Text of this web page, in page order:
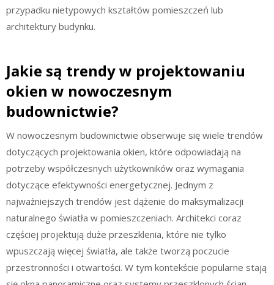
przypadku nietypowych kształtów pomieszczeń lub
architektury budynku.
Jakie są trendy w projektowaniu
okien w nowoczesnym
budownictwie?
W nowoczesnym budownictwie obserwuje się wiele trendów
dotyczących projektowania okien, które odpowiadają na
potrzeby współczesnych użytkowników oraz wymagania
dotyczące efektywności energetycznej. Jednym z
najważniejszych trendów jest dążenie do maksymalizacji
naturalnego światła w pomieszczeniach. Architekci coraz
częściej projektują duże przeszklenia, które nie tylko
wpuszczają więcej światła, ale także tworzą poczucie
przestronności i otwartości. W tym kontekście popularne stają